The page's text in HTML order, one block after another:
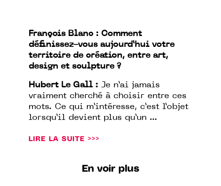
François Blanc : Comment
définissez-vous aujourd’hui votre
territoire de création, entre art,
design et sculpture ?
Hubert Le Gall : Je n’ai jamais
vraiment cherché à choisir entre ces
mots. Ce qui m’intéresse, c’est l’objet
lorsqu’il devient plus qu’un ...
LIRE LA SUITE >>>
En voir plus